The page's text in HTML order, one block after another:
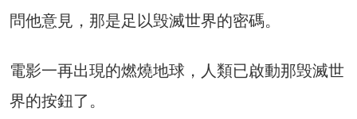
問他意見，那是足以毁滅世界的密碼。
電影一再出現的燃燒地球，人類已啟動那毁滅世
界的按鈕了。